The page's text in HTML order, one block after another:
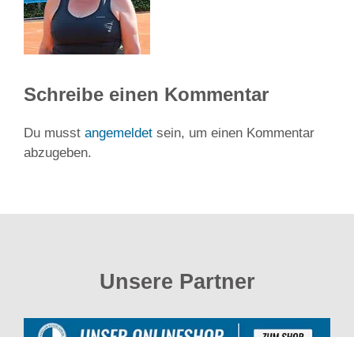
Schreibe einen Kommentar
Du musst angemeldet sein, um einen Kommentar
abzugeben.
Unsere Partner